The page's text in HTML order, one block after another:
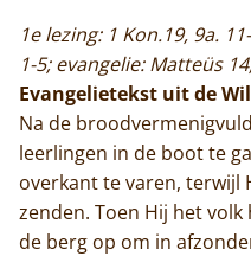
1e lezing: 1 Kon.19, 9a.
1-5; evangelie: Matteüs
Evangelietekst uit de
Na de
leerlingen in de boot te
overkant te varen, terwijl
zenden. Toen Hij het
de berg op om in